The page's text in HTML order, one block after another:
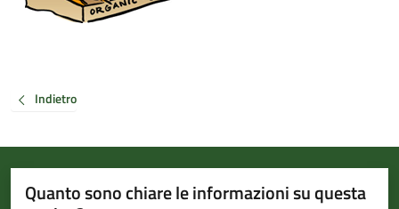
Indietro
Quanto sono chiare le informazioni su questa